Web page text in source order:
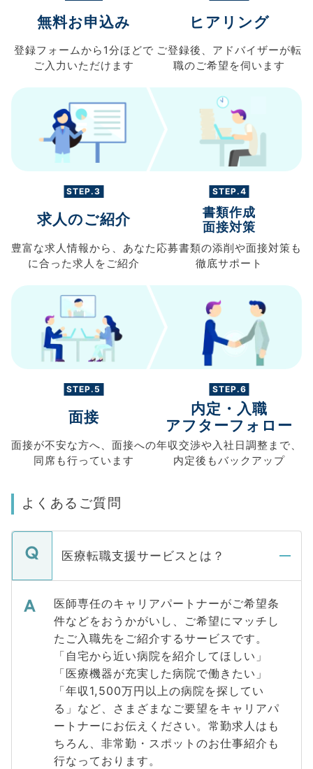
無料お申込み
登録フォームから 1分ほどで
ご入力 いただけます
ヒアリング
ご登録後、 アドバイザーが転
職のご希望を伺います
STEP.3
求人のご紹介
豊富な求人情報から、 あなた
に合った求人を ご紹介
STEP.4
書類作成
面接対策
応募書類の添削や面接対策も
徹底サポート
STEP.5
面接
面接が不安な方へ、 面接への
同席も行っています
STEP.6
内定・入職
アフターフォロー
年収交渉や入社日調整まで、
内定後もバックアップ
よくあるご質問
医療転職支援サービスとは？
医師専任のキャリアパートナーがご希望条
件などをおうかがいし、ご希望にマッチし
たご入職先をご紹介するサービスです。
「自宅から近い病院を紹介してほしい」
「医療機器が充実した病院で働きたい」
「年収1,500万円以上の病院を探してい
る」など、さまざまなご要望をキャリアパ
ートナーにお伝えください。常勤求人はも
ちろん、非常勤・スポットのお仕事紹介も
行なっております。